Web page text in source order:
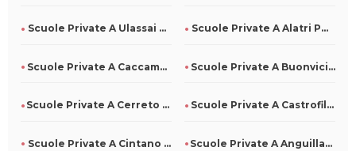
Scuole Private A Ulassai Per Tutti Scuole Private A Alatri Per Tutti
Scuole Private A Caccamo Per Tutti Scuole Private A Buonvicino Per Tutti
Scuole Private A Cerreto Di Spoleto Per Tutti Scuole Private A Castrofilippo Per Tutti
Scuole Private A Cintano Per Tutti Scuole Private A Anguillara Veneta Per Tutti